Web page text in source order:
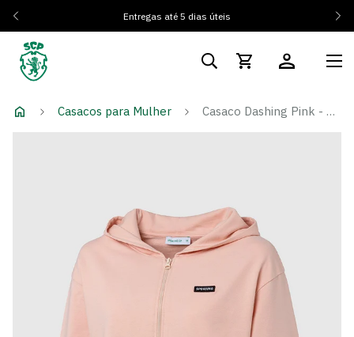
Entregas até 5 dias úteis
Casacos para Mulher Casaco Dashing Pink - Mulher